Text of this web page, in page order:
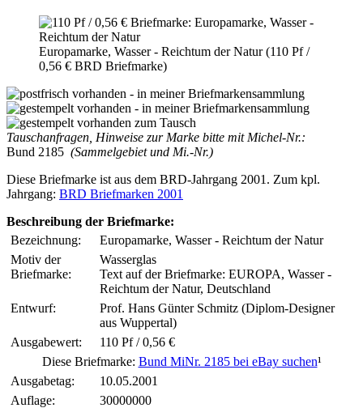
Europamarke, Wasser - Reichtum der Natur (110 Pf /
0,56 € BRD Briefmarke)
Tauschanfragen, Hinweise zur Marke bitte mit Michel-Nr.:
Bund 2185 (Sammelgebiet und Mi.-Nr.)
Diese Briefmarke ist aus dem BRD-Jahrgang 2001. Zum kpl.
Jahrgang: BRD Briefmarken 2001
Beschreibung der Briefmarke:
Bezeichnung:
Europamarke, Wasser - Reichtum der Natur
Motiv der
Briefmarke:
Wasserglas
Text auf der Briefmarke: EUROPA, Wasser -
Reichtum der Natur, Deutschland
Entwurf:
Prof. Hans Günter Schmitz (Diplom-Designer
aus Wuppertal)
Ausgabewert:
110 Pf / 0,56 €
Diese Briefmarke: Bund MiNr. 2185 bei eBay suchen¹
Ausgabetag:
10.05.2001
Auflage:
30000000